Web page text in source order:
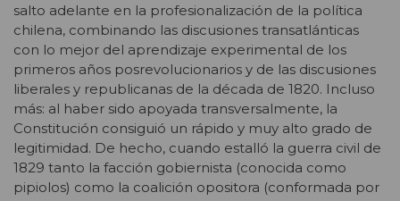
salto adelante en la profesionalización de la política
chilena, combinando las discusiones transatlánticas
con lo mejor del aprendizaje experimental de los
primeros años posrevolucionarios y de las discusiones
liberales y republicanas de la década de 1820. Incluso
más: al haber sido apoyada transversalmente, la
Constitución consiguió un rápido y muy alto grado de
legitimidad. De hecho, cuando estalló la guerra civil de
1829 tanto la facción gobiernista (conocida como
pipiolos) como la coalición opositora (conformada por